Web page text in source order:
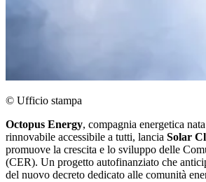
© Ufficio stampa
Octopus Energy, compagnia energetica
rinnovabile accessibile a tutti, lancia Solar
promuove la crescita e lo sviluppo delle
(CER). Un progetto autofinanziato che
del nuovo decreto dedicato alle comunità